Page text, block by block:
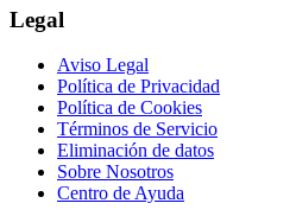
Legal
Aviso Legal
Política de Privacidad
Política de Cookies
Términos de Servicio
Eliminación de datos
Sobre Nosotros
Centro de Ayuda